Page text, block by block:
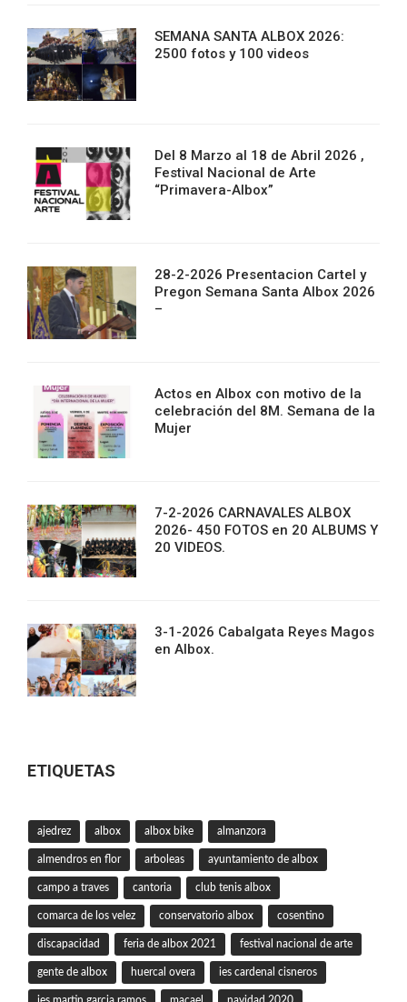
SEMANA SANTA ALBOX 2026:
2500 fotos y 100 videos
Del 8 Marzo al 18 de Abril 2026 ,
Festival Nacional de Arte
“Primavera-Albox”
28-2-2026 Presentacion Cartel y
Pregon Semana Santa Albox 2026
–
Actos en Albox con motivo de la
celebración del 8M. Semana de la
Mujer
7-2-2026 CARNAVALES ALBOX
2026- 450 FOTOS en 20 ALBUMS Y
20 VIDEOS.
3-1-2026 Cabalgata Reyes Magos
en Albox.
ETIQUETAS
ajedrez albox albox bike almanzora
almendros en flor arboleas ayuntamiento de albox
campo a traves cantoria club tenis albox
comarca de los velez conservatorio albox cosentino
discapacidad feria de albox 2021 festival nacional de arte
gente de albox huercal overa ies cardenal cisneros